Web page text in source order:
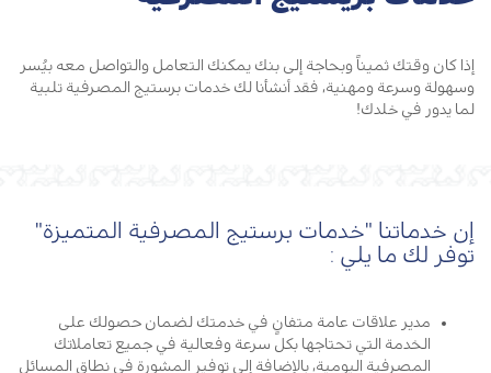
إذا كان وقتك ثميناً وبحاجة إلى بنك يمكنك التعامل والتواصل معه بيُسر
وسهولة وسرعة ومهنية، فقد أنشأنا لك خدمات برستيج المصرفية تلبية
لما يدور في خلدك!
إن خدماتنا "خدمات برستيج المصرفية المتميزة"
توفر لك ما يلي :
مدير علاقات عامة متفانٍ في خدمتك لضمان حصولك على
الخدمة التي تحتاجها بكل سرعة وفعالية في جميع تعاملاتك
المصرفية اليومية، بالإضافة إلى توفير المشورة في نطاق المسائل